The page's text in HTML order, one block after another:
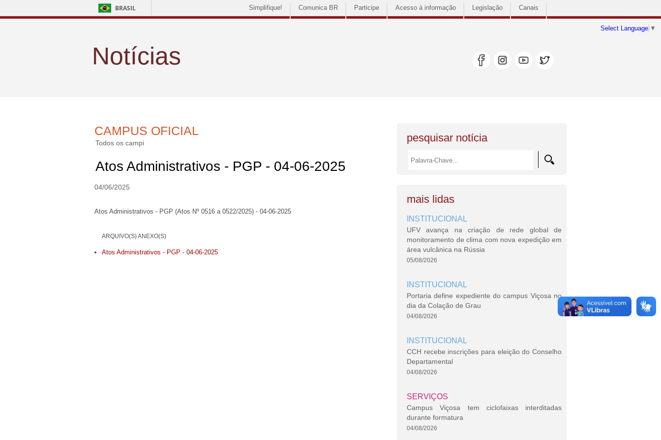
BRASIL Simplifique! Comunica BR Participe Acesso à informação Legislação Canais
Select Language ▼
Notícias
CAMPUS OFICIAL
Todos os campi
Atos Administrativos - PGP - 04-06-2025
04/06/2025
Atos Administrativos - PGP (Atos Nº 0516 a 0522/2025) - 04-06-2025
ARQUIVO(S) ANEXO(S)
Atos Administrativos - PGP - 04-06-2025
pesquisar notícia
mais lidas
INSTITUCIONAL
UFV avança na criação de rede global de
monitoramento de clima com nova expedição em
área vulcânica na Rússia
05/08/2026
INSTITUCIONAL
Portaria define expediente do campus Viçosa no
dia da Colação de Grau
04/08/2026
INSTITUCIONAL
CCH recebe inscrições para eleição do Conselho
Departamental
04/08/2026
SERVIÇOS
Campus Viçosa tem ciclofaixas interditadas
durante formatura
04/08/2026